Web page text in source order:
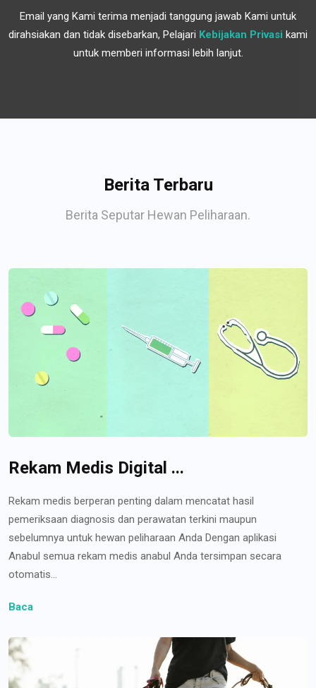
Email yang Kami terima menjadi tanggung jawab Kami untuk
dirahsiakan dan tidak disebarkan, Pelajari Kebijakan Privasi kami
untuk memberi informasi lebih lanjut.
Berita Terbaru
Berita Seputar Hewan Peliharaan.
Rekam Medis Digital ...
Rekam medis berperan penting dalam mencatat hasil
pemeriksaan diagnosis dan perawatan terkini maupun
sebelumnya untuk hewan peliharaan Anda Dengan aplikasi
Anabul semua rekam medis anabul Anda tersimpan secara
otomatis...
Baca